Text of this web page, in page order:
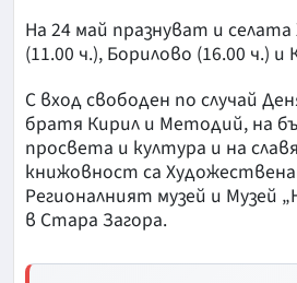
На 24 май празнуват и селата
(11.00 ч.), Борилово (16.00 ч.) и
С вход свободен по случай
братя Кирил и Методий, на
просвета и култура и на
книжовност са
Регионалният музей и Музей
в Стара Загора.